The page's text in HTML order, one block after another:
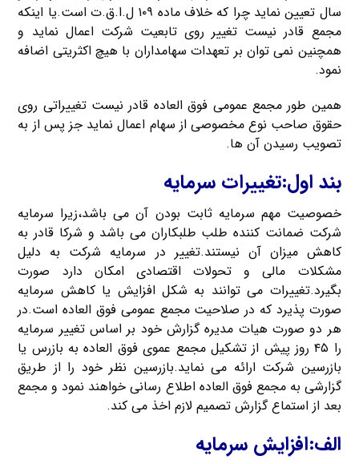
سال تعیین نماید چرا که خلاف ماده ۱۰۹ ل.ا.ق.ت است.یا اینکه
مجمع قادر نیست تغییر روی تابعیت شرکت اعمال نماید و
همچنین نمی توان بر تعهدات سهامداران با هیچ اکثریتی اضافه
نمود.
همین طور مجمع عمومی فوق العاده قادر نیست تغییراتی روی
حقوق صاحب نوع مخصوصی از سهام اعمال نماید جز پس از به
تصویب رسیدن آن ها.
بند اول:تغییرات سرمایه
خصوصیت مهم سرمایه ثابت بودن آن می باشد،زیرا سرمایه
شرکت ضمانت کننده طلب طلبکاران می باشد و شرکا قادر به
کاهش میزان آن نیستند.تغییر در سرمایه شرکت به دلیل
مشکلات مالی و تحولات اقتصادی امکان دارد صورت
بگیرد.تغییرات می توانند به شکل افزایش یا کاهش سرمایه
صورت پذیرد که در صلاحیت مجمع عمومی فوق العاده است.در
هر دو صورت هیات مدیره گزارش خود بر اساس تغییر سرمایه
را ۴۵ روز پیش از تشکیل مجمع عموی فوق العاده به بازرس یا
بازرسین شرکت ارائه می نماید.بازرسین نظر خود را از طریق
گزارشی به مجمع فوق العاده اطلاع رسانی خواهند نمود و مجمع
بعد از استماع گزارش تصمیم لازم اخذ می کند.
الف:افزایش سرمایه